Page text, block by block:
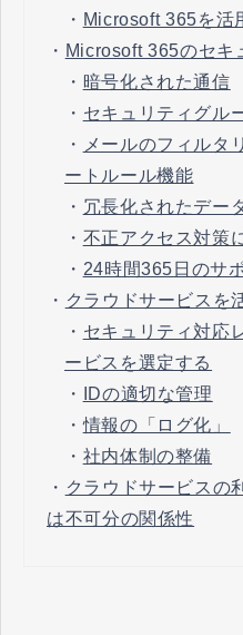
・ Microsoft 365を活
・ Microsoft 365のセキ
・ 暗号化された通信
・ セキュリティグル
・
メールのフィルタ
ートルール機能
・ 冗長化されたデー
・ 不正アクセス対策
・ 24時間365日のサ
・ クラウドサービスを
・ セキュリティ対応
ービスを選定する
・
IDの適切な管理
・情報の「ログ化」
・ 社内体制の整備
・ クラウドサービスの
は不可分の関係性